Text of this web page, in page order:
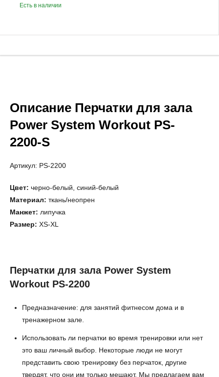
Есть в наличии
Описание Перчатки для зала
Power System Workout PS-
2200-S
Артикул: PS-2200
Цвет: черно-белый, синий-белый
Материал: ткань/неопрен
Манжет: липучка
Размер: XS-XL
Перчатки для зала Power System
Workout PS-2200
Предназначение: для занятий фитнесом дома и в
тренажерном зале.
Использовать ли перчатки во время тренировки или нет
это ваш личный выбор. Некоторые люди не могут
представить свою тренировку без перчаток, другие
твердят, что они им только мешают. Мы предлагаем вам